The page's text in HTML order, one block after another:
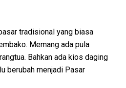
tradisional yang biasa
Memang ada pula
Bahkan ada kios daging
berubah menjadi Pasar